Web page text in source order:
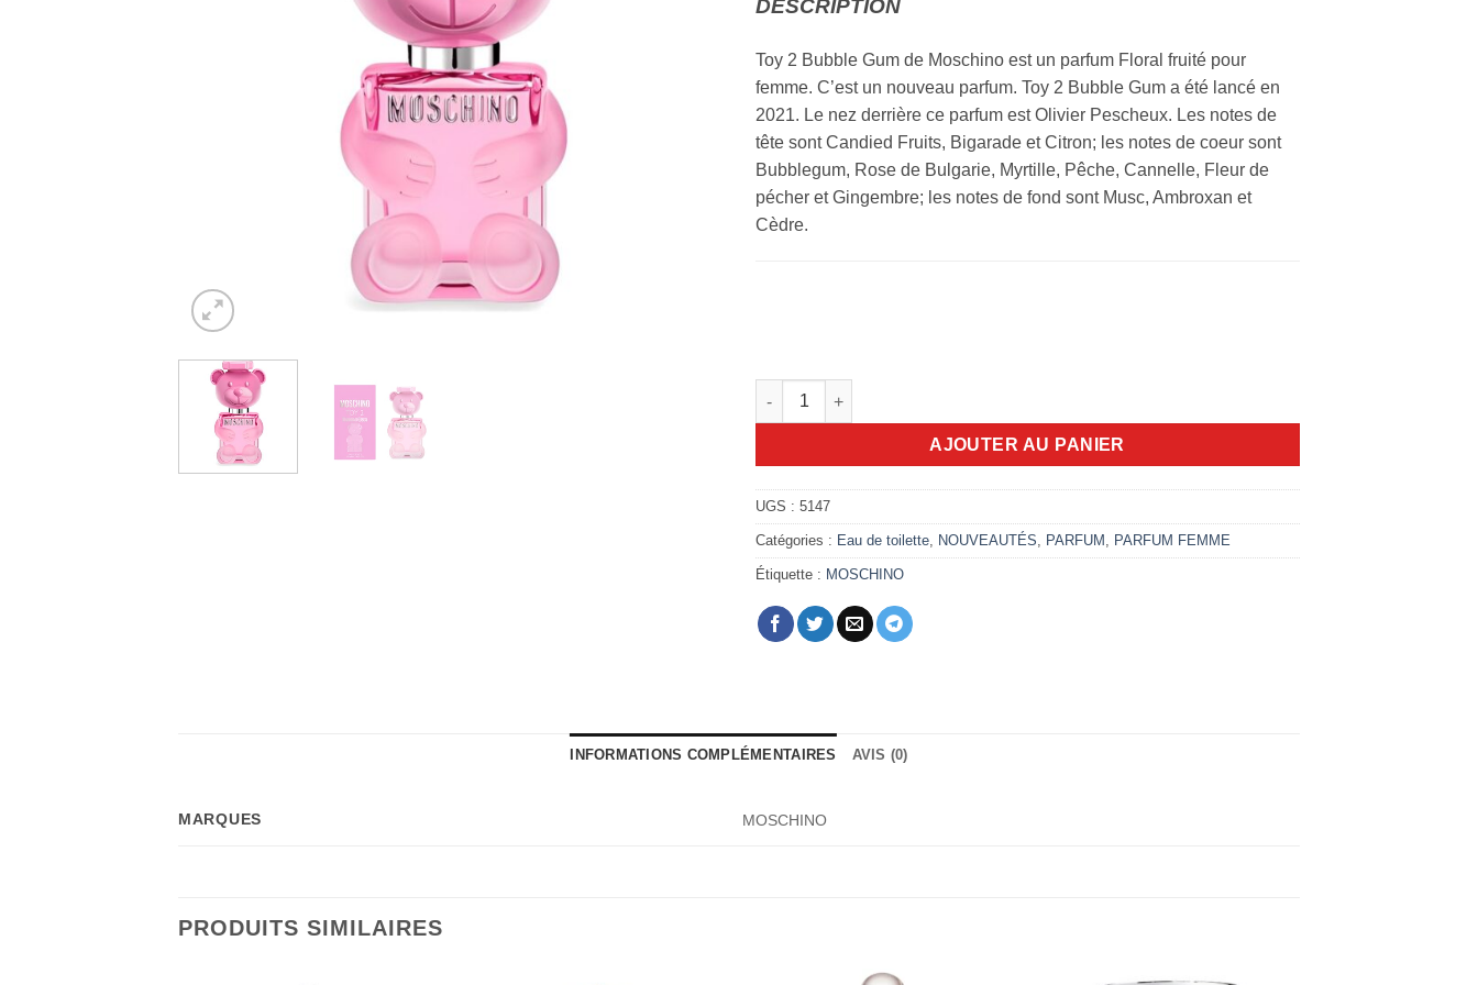
DESCRIPTION
Toy 2 Bubble Gum de Moschino est un parfum Floral fruité pour
femme. C’est un nouveau parfum. Toy 2 Bubble Gum a été lancé en
2021. Le nez derrière ce parfum est Olivier Pescheux. Les notes de
tête sont Candied Fruits, Bigarade et Citron; les notes de coeur sont
Bubblegum, Rose de Bulgarie, Myrtille, Pêche, Cannelle, Fleur de
pécher et Gingembre; les notes de fond sont Musc, Ambroxan et
Cèdre.
quantité de Toy 2 Bubble Gum Moschino 100ml edt
AJOUTER AU PANIER
UGS : 5147
Catégories : Eau de toilette NOUVEAUTÉS PARFUM PARFUM FEMME
Étiquette : MOSCHINO
INFORMATIONS COMPLÉMENTAIRES AVIS (0)
MARQUES MOSCHINO
PRODUITS SIMILAIRES